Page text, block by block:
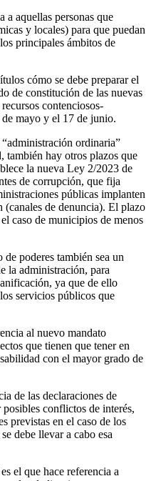
a aquellas personas que
y locales) para que puedan
principales ámbitos de
cómo se debe preparar el
de constitución de las nuevas
contenciosos-
mayo y el 17 de junio.
ordinaria”
también hay otros plazos que
la nueva Ley 2/2023 de
de corrupción, que fija
públicas implanten
(canales de denuncia). El plazo
caso de municipios de menos
poderes también sea un
la administración, para
ya que de ello
servicios públicos que
al nuevo mandato
que tienen que tener en
con el mayor grado de
de las declaraciones de
conflictos de interés,
previstas en el caso de los
debe llevar a cabo esa
el que hace referencia a